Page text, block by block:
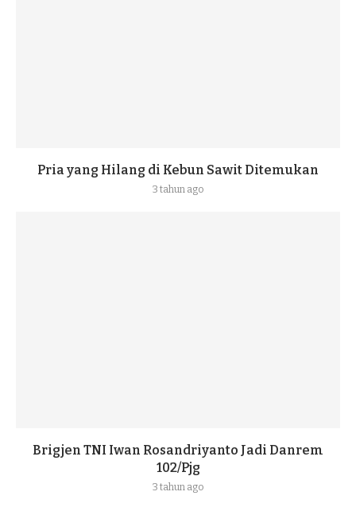
Pria yang Hilang di Kebun Sawit Ditemukan
3 tahun ago
Brigjen TNI Iwan Rosandriyanto Jadi Danrem
102/Pjg
3 tahun ago